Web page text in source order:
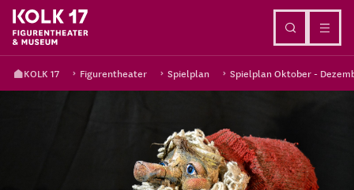
KOLK 17 Figurentheater Spielplan Spielplan Oktober -